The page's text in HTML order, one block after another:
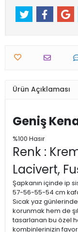
Ürün Açıklaması
Geniş
%100 Hasır
Renk :
Lacivert,
Şapkanın içinde ip
57-56-55-54 cm
Sıcak yaz
korunmak hem de
tasarlanan bu özel
kombinlerinizin